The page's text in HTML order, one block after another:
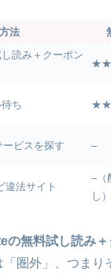
方法
読み＋クーポン
ち
ビスを探す –
違法サイト
–（
し）
の無料試し読み＋
圏外」、つまり